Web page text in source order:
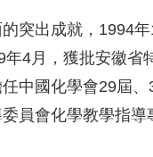
突出成就，1994
4月，獲批安徽省
中國化學會29屆
員會化學教學指